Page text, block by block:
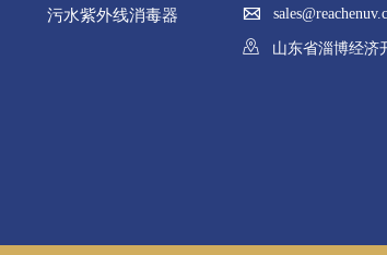
污水紫外线消毒器 
